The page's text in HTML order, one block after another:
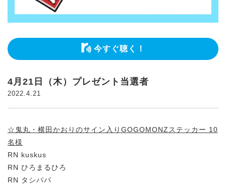
今すぐ聴く！
4月21日（木）プレゼント当選者
2022.4.21
☆鬼丸・横田かおりのサイン入りGOGOMONZステッカー 10
名様
RN kuskus
RN ひろまるひろ
RN タシパパ